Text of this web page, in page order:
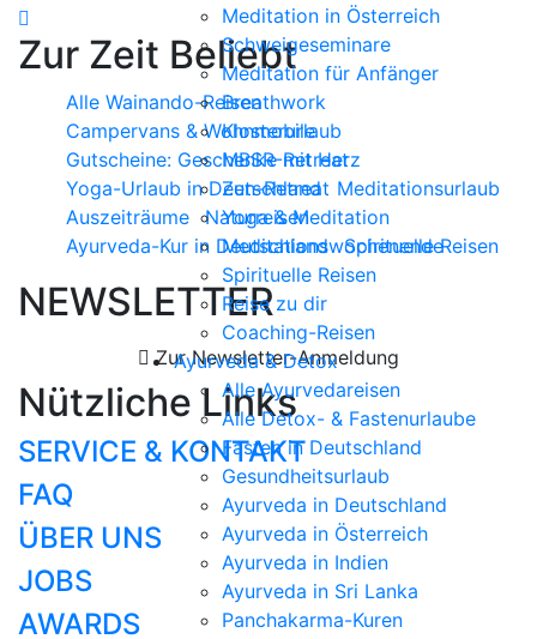
Meditation in Österreich
Schweigeseminare
Meditation für Anfänger
Breathwork
Klosterurlaub
MBSR-Retreat
Zen-Retreat
Yoga & Meditation
Meditationswochenende
Spirituelle Reisen
Reise zu dir
Coaching-Reisen
Ayurveda & Detox
Alle Ayurvedareisen
Alle Detox- & Fastenurlaube
Fasten in Deutschland
Gesundheitsurlaub
Ayurveda in Deutschland
Ayurveda in Österreich
Ayurveda in Indien
Ayurveda in Sri Lanka
Panchakarma-Kuren
Zur Zeit Beliebt
Alle Wainando-Reisen
Campervans & Wohnmobile
Gutscheine: Geschenke mit Herz
Yoga-Urlaub in Deutschland
Meditationsurlaub
Auszeiträume
Naturreisen
Ayurveda-Kur in Deutschland
Spirituelle Reisen
NEWSLETTER
Zur Newsletter-Anmeldung
Nützliche Links
SERVICE & KONTAKT
FAQ
ÜBER UNS
JOBS
AWARDS